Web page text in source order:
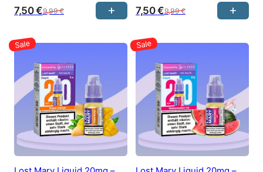
9,99€
7,50€ 9,99€
7,50€